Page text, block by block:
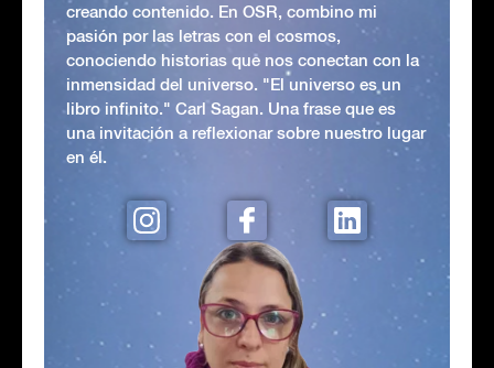
creando contenido. En OSR, combino mi
pasión por las letras con el cosmos,
conociendo historias que nos conectan con la
inmensidad del universo. "El universo es un
libro infinito." Carl Sagan. Una frase que es
una invitación a reflexionar sobre nuestro lugar
en él.